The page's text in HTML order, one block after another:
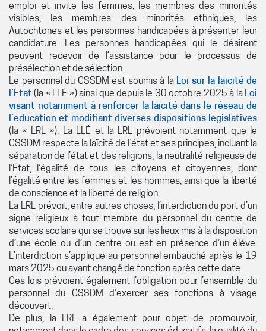
emploi et invite les femmes, les membres des minorités
visibles, les membres des minorités ethniques, les
Autochtones et les personnes handicapées à présenter leur
candidature. Les personnes handicapées qui le désirent
peuvent recevoir de l’assistance pour le processus de
présélection et de sélection.
Le personnel du CSSDM est soumis à la Loi sur la laïcité de
l’État (la « LLÉ ») ainsi que depuis le 30 octobre 2025 à la Loi
visant notamment à renforcer la laïcité dans le réseau de
l’éducation et modifiant diverses dispositions législatives
(la « LRL »). La LLÉ et la LRL prévoient notamment que le
CSSDM respecte la laïcité de l’état et ses principes, incluant la
séparation de l’état et des religions, la neutralité religieuse de
l’État, l’égalité de tous les citoyens et citoyennes, dont
l’égalité entre les femmes et les hommes, ainsi que la liberté
de conscience et la liberté de religion.
La LRL prévoit, entre autres choses, l’interdiction du port d’un
signe religieux à tout membre du personnel du centre de
services scolaire qui se trouve sur les lieux mis à la disposition
d’une école ou d’un centre ou est en présence d’un élève.
L’interdiction s’applique au personnel embauché après le 19
mars 2025 ou ayant changé de fonction après cette date.
Ces lois prévoient également l’obligation pour l’ensemble du
personnel du CSSDM d’exercer ses fonctions à visage
découvert.
De plus, la LRL a également pour objet de promouvoir,